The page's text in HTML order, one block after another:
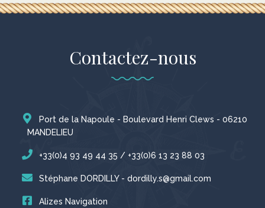
Contactez-nous
Port de la Napoule - Boulevard Henri Clews - 06210
MANDELIEU
+33(0)4 93 49 44 35 / +33(0)6 13 23 88 03
Stéphane DORDILLY - dordilly.s@gmail.com
Alizes Navigation